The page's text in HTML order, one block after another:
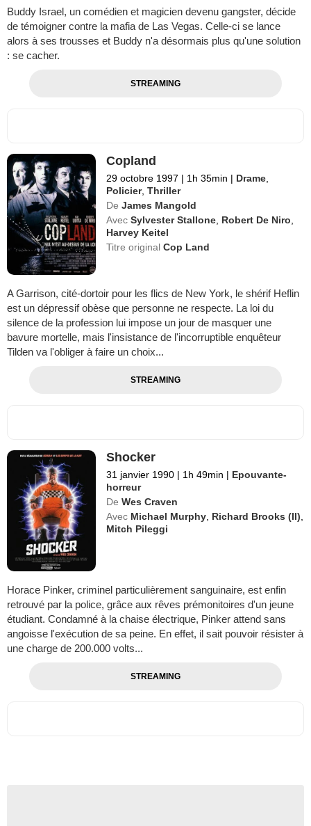
Buddy Israel, un comédien et magicien devenu gangster, décide
de témoigner contre la mafia de Las Vegas. Celle-ci se lance
alors à ses trousses et Buddy n'a désormais plus qu'une solution
: se cacher.
STREAMING
Copland
29 octobre 1997 | 1h 35min | Drame
Policier,Thriller
De James Mangold
Avec Sylvester Stallone Robert De Niro
Harvey Keitel
Titre originalCop Land
A Garrison, cité-dortoir pour les flics de New York, le shérif Heflin
est un dépressif obèse que personne ne respecte. La loi du
silence de la profession lui impose un jour de masquer une
bavure mortelle, mais l'insistance de l'incorruptible enquêteur
Tilden va l'obliger à faire un choix...
STREAMING
Shocker
31 janvier 1990 | 1h 49min | Epouvante-
horreur
De Wes Craven
Avec Michael Murphy Richard Brooks (II)
Mitch Pileggi
Horace Pinker, criminel particulièrement sanguinaire, est enfin
retrouvé par la police, grâce aux rêves prémonitoires d'un jeune
étudiant. Condamné à la chaise électrique, Pinker attend sans
angoisse l'exécution de sa peine. En effet, il sait pouvoir résister à
une charge de 200.000 volts...
STREAMING